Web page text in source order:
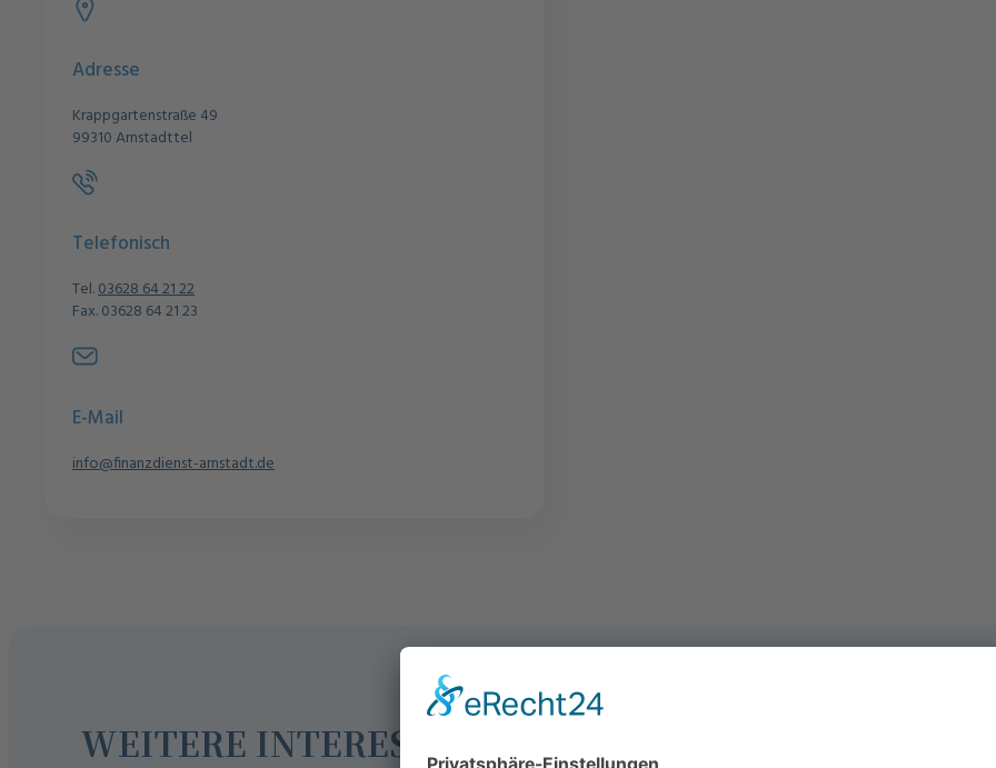
Adresse
Krappgartenstraße 49
99310 Arnstadttel
Telefonisch
Tel.03628 64 21 22
Fax. 03628 64 21 23
E-Mail
info@finanzdienst-arnstadt.de
WEITERE INTERESSANTE THEMEN